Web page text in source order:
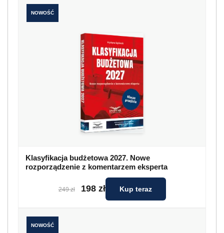
NOWOŚĆ
Klasyfikacja budżetowa 2027. Nowe
rozporządzenie z komentarzem eksperta
249 zł 198 zł Kup teraz
NOWOŚĆ